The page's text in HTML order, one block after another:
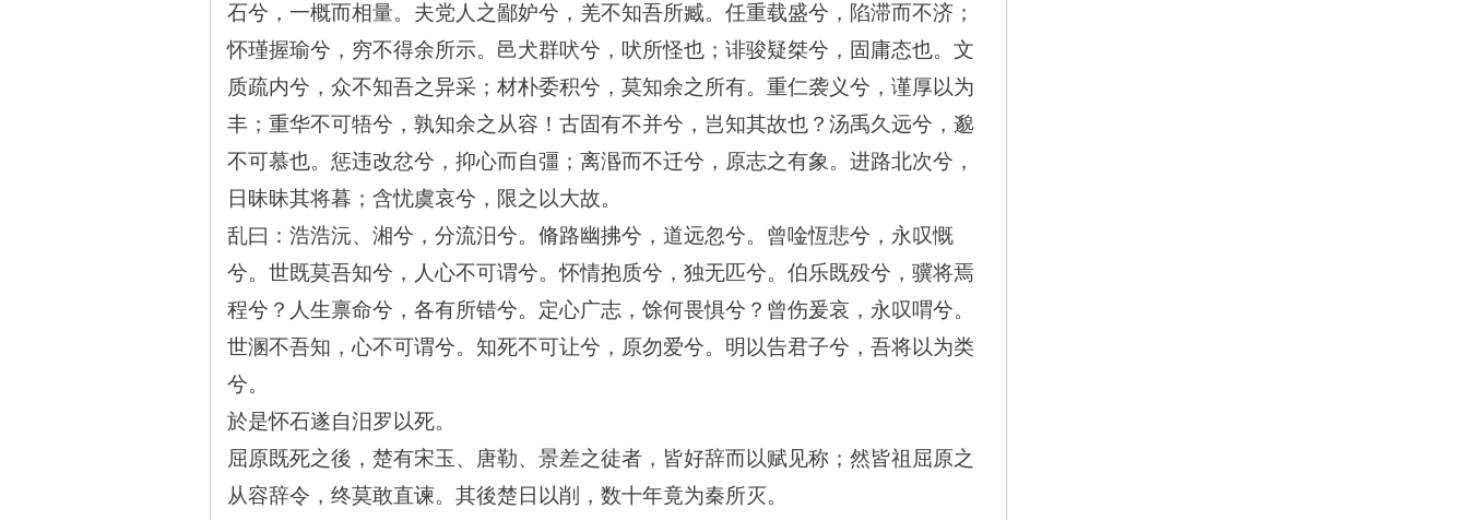
石兮，一概而相量。夫党人之鄙妒兮，羌不知吾所臧。任重载盛兮，陷滞而不济；
怀瑾握瑜兮，穷不得余所示。邑犬群吠兮，吠所怪也；诽骏疑桀兮，固庸态也。文
质疏内兮，众不知吾之异采；材朴委积兮，莫知余之所有。重仁袭义兮，谨厚以为
丰；重华不可牾兮，孰知余之从容！古固有不并兮，岂知其故也？汤禹久远兮，邈
不可慕也。惩违改忿兮，抑心而自彊；离湣而不迁兮，原志之有象。进路北次兮，
日昧昧其将暮；含忧虞哀兮，限之以大故。
乱曰：浩浩沅、湘兮，分流汨兮。脩路幽拂兮，道远忽兮。曾唫恆悲兮，永叹慨
兮。世既莫吾知兮，人心不可谓兮。怀情抱质兮，独无匹兮。伯乐既殁兮，骥将焉
程兮？人生禀命兮，各有所错兮。定心广志，馀何畏惧兮？曾伤爰哀，永叹喟兮。
世溷不吾知，心不可谓兮。知死不可让兮，原勿爱兮。明以告君子兮，吾将以为类
兮。
於是怀石遂自汨罗以死。
屈原既死之後，楚有宋玉、唐勒、景差之徒者，皆好辞而以赋见称；然皆祖屈原之
从容辞令，终莫敢直谏。其後楚日以削，数十年竟为秦所灭。